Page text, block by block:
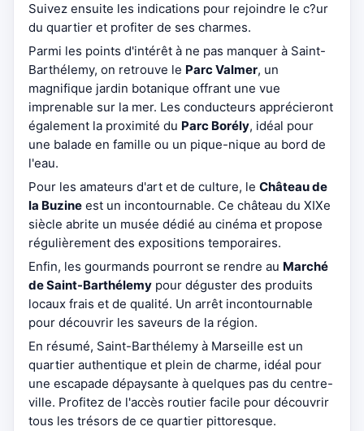
Suivez ensuite les indications pour rejoindre le c?ur
du quartier et profiter de ses charmes.
Parmi les points d'intérêt à ne pas manquer à Saint-
Barthélemy, on retrouve le Parc Valmer, un
magnifique jardin botanique offrant une vue
imprenable sur la mer. Les conducteurs apprécieront
également la proximité du Parc Borély, idéal pour
une balade en famille ou un pique-nique au bord de
l'eau.
Pour les amateurs d'art et de culture, le Château de
la Buzine est un incontournable. Ce château du XIXe
siècle abrite un musée dédié au cinéma et propose
régulièrement des expositions temporaires.
Enfin, les gourmands pourront se rendre au Marché
de Saint-Barthélemy pour déguster des produits
locaux frais et de qualité. Un arrêt incontournable
pour découvrir les saveurs de la région.
En résumé, Saint-Barthélemy à Marseille est un
quartier authentique et plein de charme, idéal pour
une escapade dépaysante à quelques pas du centre-
ville. Profitez de l'accès routier facile pour découvrir
tous les trésors de ce quartier pittoresque.